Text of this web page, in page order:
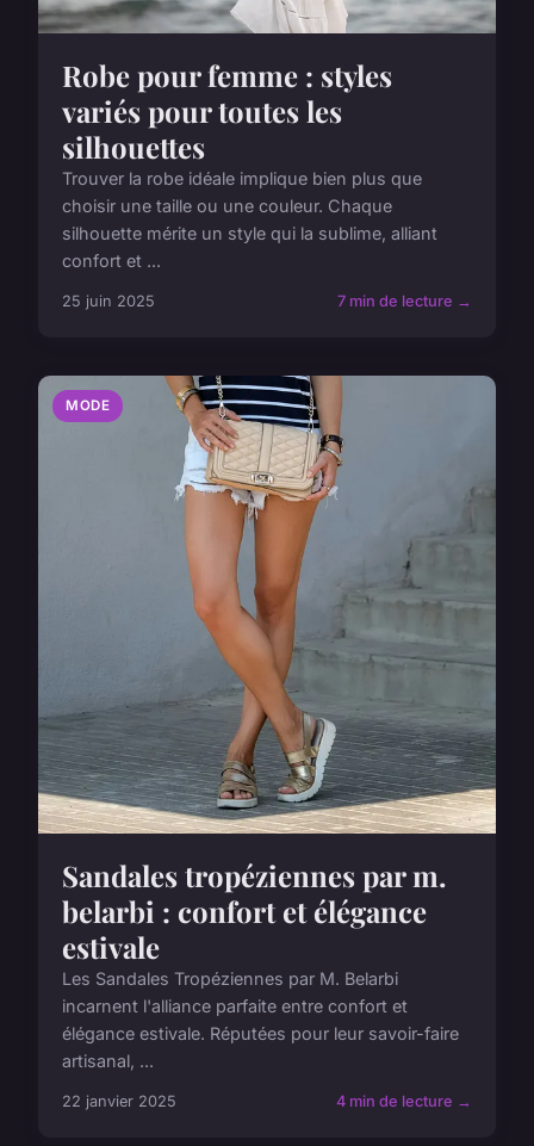
Robe pour femme : styles
variés pour toutes les
silhouettes
Trouver la robe idéale implique bien plus que
choisir une taille ou une couleur. Chaque
silhouette mérite un style qui la sublime, alliant
confort et ...
25 juin 2025 7 min de lecture →
MODE
Sandales tropéziennes par m.
belarbi : confort et élégance
estivale
Les Sandales Tropéziennes par M. Belarbi
incarnent l'alliance parfaite entre confort et
élégance estivale. Réputées pour leur savoir-faire
artisanal, ...
22 janvier 2025 4 min de lecture →